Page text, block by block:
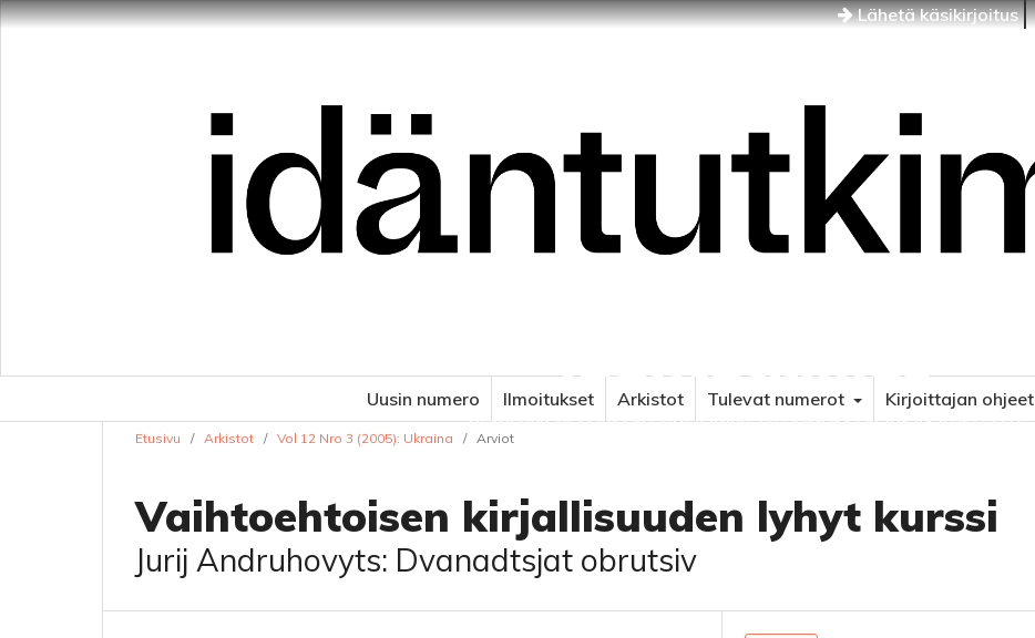
Lähetä käsikirjoitus
Idäntutkimus
VENÄJÄN JA ITÄISEN EUROOPAN TUTKIMUKSEN AIKAKAUSLEHTI
Uusin numero Ilmoitukset Arkistot Tulevat numerot Kirjoittajan ohjeet
Etusivu / Arkistot / Vol 12 Nro 3 (2005): Ukraina / Arviot
Vaihtoehtoisen kirjallisuuden lyhyt kurssi
Jurij Andruhovyts: Dvanadtsjat obrutsiv